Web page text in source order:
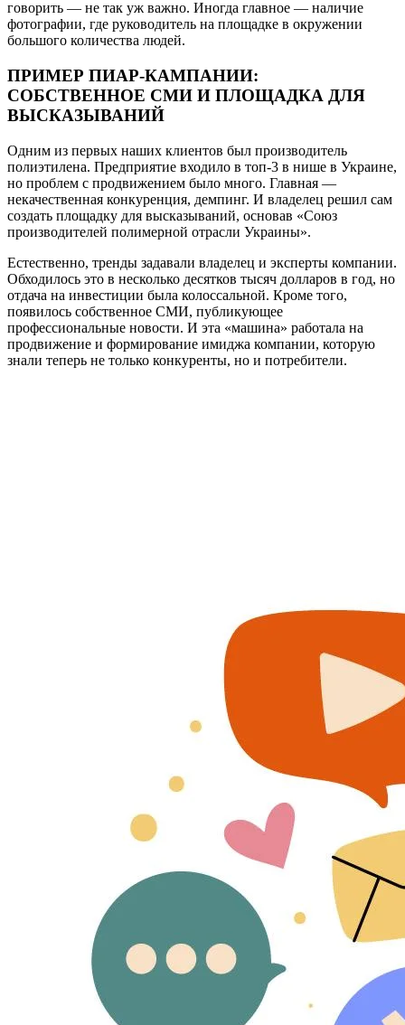
говорить — не так уж важно. Иногда главное — наличие
фотографии, где руководитель на площадке в окружении
большого количества людей.
ПРИМЕР ПИАР-КАМПАНИИ:
СОБСТВЕННОЕ СМИ И ПЛОЩАДКА ДЛЯ
ВЫСКАЗЫВАНИЙ
Одним из первых наших клиентов был производитель
полиэтилена. Предприятие входило в топ-3 в нише в Украине,
но проблем с продвижением было много. Главная —
некачественная конкуренция, демпинг. И владелец решил сам
создать площадку для высказываний, основав «Союз
производителей полимерной отрасли Украины».
Естественно, тренды задавали владелец и эксперты компании.
Обходилось это в несколько десятков тысяч долларов в год, но
отдача на инвестиции была колоссальной. Кроме того,
появилось собственное СМИ, публикующее
профессиональные новости. И эта «машина» работала на
продвижение и формирование имиджа компании, которую
знали теперь не только конкуренты, но и потребители.